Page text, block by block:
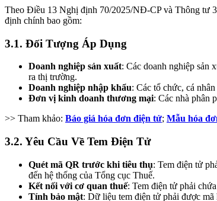
Theo Điều 13 Nghị định 70/2025/NĐ-CP và Thông tư
định chính bao gồm:
3.1. Đối Tượng Áp Dụng
Doanh nghiệp sản xuất: Các doanh nghiệp sản
ra thị trường.
Doanh nghiệp nhập khẩu: Các tổ chức, cá
Đơn vị kinh doanh thương mại: Các nhà phân
>> Tham khảo: Báo giá hóa đơn điện tử; Mẫu hóa
3.2. Yêu Cầu Về Tem Điện Tử
Quét mã QR trước khi tiêu thụ: Tem điện tử
đến hệ thống của Tổng cục Thuế.
Kết nối với cơ quan thuế: Tem điện tử phải
Tính bảo mật: Dữ liệu tem điện tử phải được mã